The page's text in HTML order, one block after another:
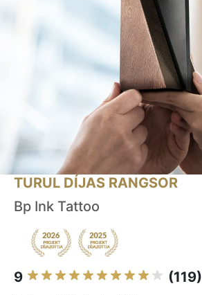
TURUL DÍJAS RANGSOR
Bp Ink Tattoo
9 (119)